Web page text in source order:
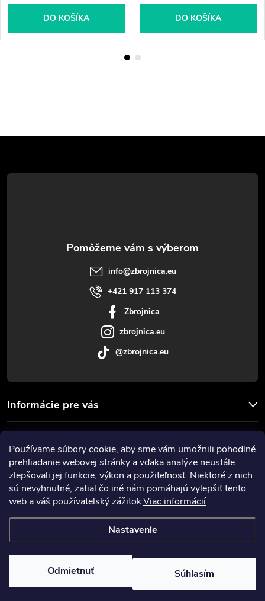
Používame súborycookie, aby sme vám umožnili pohodlné
prehliadanie webovej stránky a vďaka analýze neustále
zlepšovali jej funkcie, výkon a použiteľnosť. Niektoré z nich
sú nevyhnutné, zatiaľ čo iné nám pomáhajú vylepšiť tento
web a váš používateľský zážitok.Viac informácií
Nastavenie
Odmietnuť Súhlasím
DO KOŠÍKA DO KOŠÍKA
á
Informácie pre vás
Prijímame online platby
info@zbrojnica.eu
+421 917 113 374
Zbrojnica
zbrojnica.eu
@zbrojnica.eu
cookies